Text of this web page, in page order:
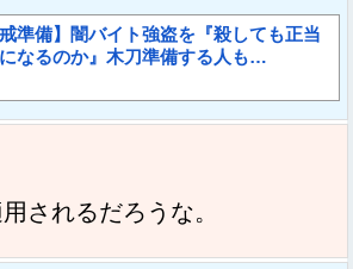
戒準備】闇バイト強盗を『殺しても正当
なるのか』木刀準備する人も…
されるだろうな。